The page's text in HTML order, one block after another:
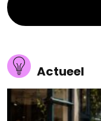
Actueel